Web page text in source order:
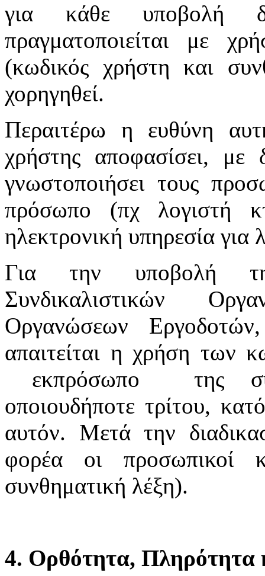
για κάθε υποβολή
πραγματοποιείται με
(κωδικός χρήστη και
χορηγηθεί.
Περαιτέρω η ευθύνη
χρήστης αποφασίσει, με
γνωστοποιήσει τους
πρόσωπο (πχ λογιστή
ηλεκτρονική υπηρεσία για
Για την υποβολή
Συνδικαλιστικών
Οργανώσεων
απαιτείται η χρήση των
εκπρόσωπο της
οποιουδήποτε τρίτου,
αυτόν. Μετά την
φορέα οι προσωπικοί
συνθηματική λέξη).
4. Ορθότητα, Πληρότητα